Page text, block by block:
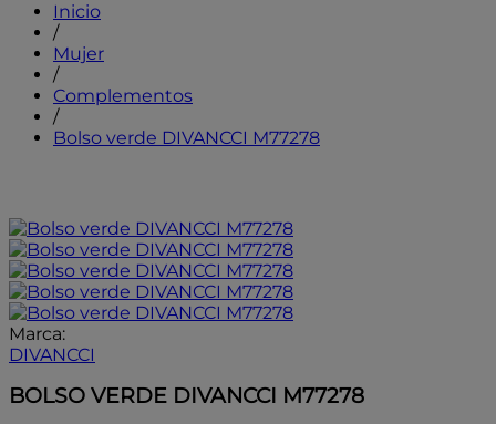
Inicio
/
Mujer
/
Complementos
/
Bolso verde DIVANCCI M77278
Marca:
DIVANCCI
BOLSO VERDE DIVANCCI M77278